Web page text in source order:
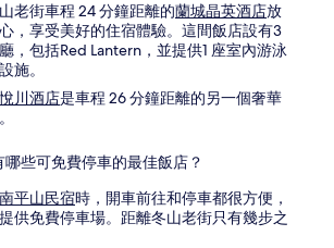
老街車程 24 分鐘距離的蘭城晶英酒店放
，享受美好的住宿體驗。這間飯店設有3
，包括Red Lantern，並提供1 座室內游泳
施。
川酒店是車程 26 分鐘距離的另一個奢華
些可免費停車的最佳飯店？
南平山民宿時，開車前往和停車都很方便，
供免費停車場。距離冬山老街只有幾步之